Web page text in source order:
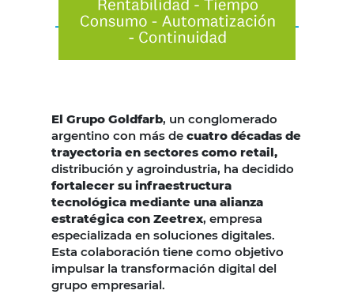
El Grupo Goldfarb, un conglomerado
argentino con más de cuatro décadas de
trayectoria en sectores como retail,
distribución y agroindustria, ha decidido
fortalecer su infraestructura
tecnológica mediante una alianza
estratégica con Zeetrex, empresa
especializada en soluciones digitales.
Esta colaboración tiene como objetivo
impulsar la transformación digital del
grupo empresarial.